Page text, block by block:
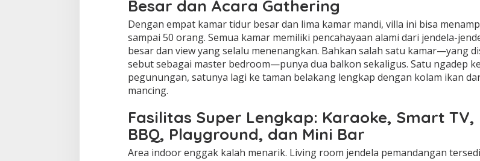
Besar dan Acara Gathering
Dengan empat kamar tidur besar dan lima kamar mandi, villa ini bisa
sampai 50 orang. Semua kamar memiliki pencahayaan alami dari jendela-
besar dan view yang selalu menenangkan. Bahkan salah satu kamar—yang
sebut sebagai master bedroom—punya dua balkon sekaligus. Satu ngadep ke
pegunungan, satunya lagi ke taman belakang lengkap dengan kolam ikan
mancing.
Fasilitas Super Lengkap: Karaoke, Smart TV,
BBQ, Playground, dan Mini Bar
Area indoor enggak kalah menarik. Living room jendela pemandangan